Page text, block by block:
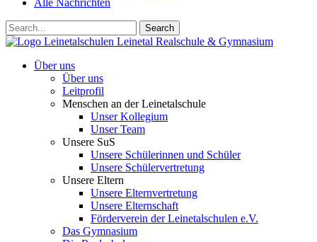
Alle Nachrichten
Search
Leinetalschulen Leinetal Realschule & Gymnasium
Über uns
Über uns
Leitprofil
Menschen an der Leinetalschule
Unser Kollegium
Unser Team
Unsere SuS
Unsere Schülerinnen und Schüler
Unsere Schülervertretung
Unsere Eltern
Unsere Elternvertretung
Unsere Elternschaft
Förderverein der Leinetalschulen e.V.
Das Gymnasium